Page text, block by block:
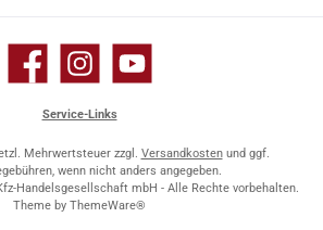
Facebook Instagram YouTube
Service-Links
Mehrwertsteuer zzgl. Versandkostenund ggf.
wenn nicht anders angegeben.
Handelsgesellschaft mbH - Alle Rechte vorbehalten.
Theme by ThemeWare®